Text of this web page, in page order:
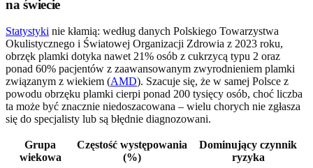
na świecie
Statystyki nie kłamią: według danych Polskiego Towarzystwa
Okulistycznego i Światowej Organizacji Zdrowia z 2023 roku,
obrzęk plamki dotyka nawet 21% osób z cukrzycą typu 2 oraz
ponad 60% pacjentów z zaawansowanym zwyrodnieniem plamki
związanym z wiekiem (AMD). Szacuje się, że w samej Polsce z
powodu obrzęku plamki cierpi ponad 200 tysięcy osób, choć liczba
ta może być znacznie niedoszacowana – wielu chorych nie zgłasza
się do specjalisty lub są błędnie diagnozowani.
Grupa
wiekowa
Częstość występowania
(%)
Dominujący czynnik
ryzyka